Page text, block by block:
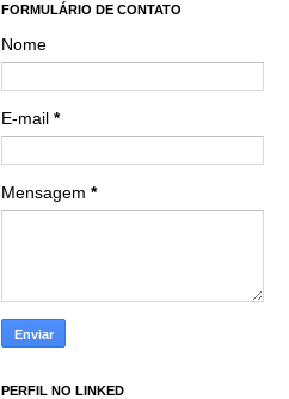
FORMULÁRIO DE CONTATO
Nome
E-mail *
Mensagem *
PERFIL NO LINKED